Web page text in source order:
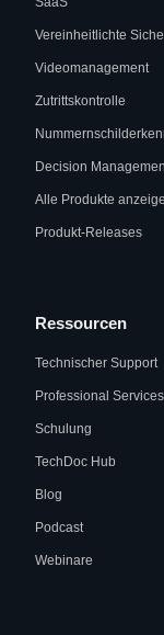
Vereinheitlichte
Videomanagement
Zutrittskontrolle
Decision
Alle Produkte
Produkt-Releases
Ressourcen
Technischer Support
Professional Services
Schulung
TechDoc Hub
Blog
Podcast
Webinare